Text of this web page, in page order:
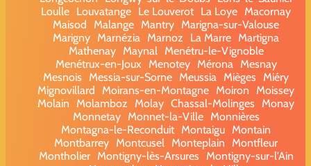
Loulle Louvatange Le Louverot La Loye Macornay
Maisod
Malange Mantry Marigna-sur-Valouse
Marigny Marnézia Marnoz La Marre Martigna
Mathenay
Maynal
Menétru-le-Vignoble
Menétrux-en-Joux
Menotey Mérona
Mesnay
Mesnois
Messia-sur-Sorne Meussia Mièges
Miéry
Mignovillard
Moirans-en-Montagne Moiron
Moissey
Molain
Molamboz Molay Chassal-Molinges
Monay
Monnetay
Monnet-la-Ville
Monnières
Montagna-le-Reconduit Montaigu Montain
Montbarrey Montcusel Monteplain
Montfleur
Montholier
Montigny-lès-Arsures
Montigny-sur-l'Ain